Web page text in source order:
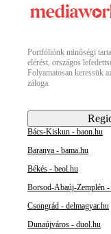
Portfóliónk minőségi
elérést, országos
Folyamatosan keressük
záloga.
Bács-Kiskun - baon.hu
Baranya - bama.hu
Békés - beol.hu
Borsod-Abaúj-Zemplén
Csongrád - delmagyar.hu
Dunaújváros - duol.hu